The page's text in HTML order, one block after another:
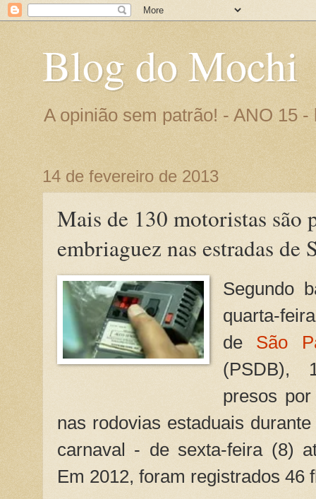
Blog do Mochi
A opinião sem patrão! - ANO 15
14 de fevereiro de 2013
Mais de 130 motoristas são
embriaguez nas estradas de
Segundo
quarta-
de São
(PSDB),
presos
nas rodovias estaduais
carnaval - de sexta-feira (8)
Em 2012, foram registrados 46